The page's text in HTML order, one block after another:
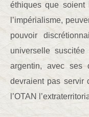
éthiques que
l’impérialisme,
pouvoir
universelle
argentin, avec ses
devraient pas servir
l’OTAN